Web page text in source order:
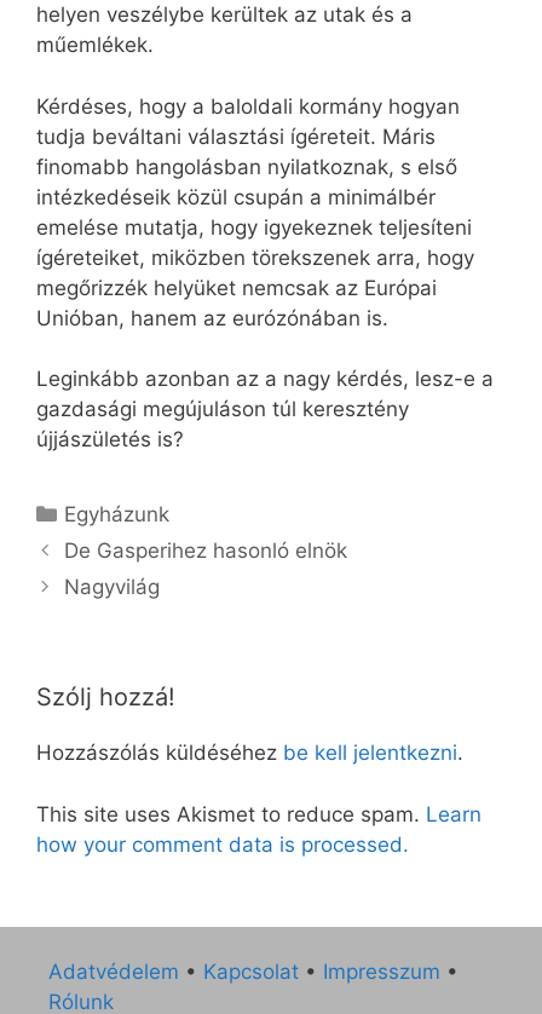
helyen veszélybe kerültek az utak és a
műemlékek.
Kérdéses, hogy a baloldali kormány hogyan
tudja beváltani választási ígéreteit. Máris
finomabb hangolásban nyilatkoznak, s első
intézkedéseik közül csupán a minimálbér
emelése mutatja, hogy igyekeznek teljesíteni
ígéreteiket, miközben törekszenek arra, hogy
megőrizzék helyüket nemcsak az Európai
Unióban, hanem az eurózónában is.
Leginkább azonban az a nagy kérdés, lesz-e a
gazdasági megújuláson túl keresztény
újjászületés is?
Kategória
Egyházunk
De Gasperihez hasonló elnök
Nagyvilág
Szólj hozzá!
Hozzászólás küldéséhez be kell jelentkezni.
This site uses Akismet to reduce spam. Learn
how your comment data is processed.
Adatvédelem • Kapcsolat • Impresszum •
Rólunk